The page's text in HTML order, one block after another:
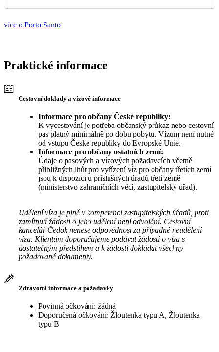
více o Porto Santo
Praktické informace
Cestovní doklady a vízové informace
Informace pro občany České republiky:
K vycestování je potřeba občanský průkaz nebo cestovní
pas platný minimálně po dobu pobytu. Vízum není nutné
od vstupu České republiky do Evropské Unie.
Informace pro občany ostatních zemí:
Údaje o pasových a vízových požadavcích včetně
přibližných lhůt pro vyřízení víz pro občany třetích zemí
jsou k dispozici u příslušných úřadů třetí země
(ministerstvo zahraničních věcí, zastupitelský úřad).
Udělení víza je plně v kompetenci zastupitelských úřadů, proti
zamítnutí žádosti o jeho udělení není odvolání. Cestovní
kancelář Čedok nenese odpovědnost za případné neudělení
víza. Klientům doporučujeme podávat žádosti o víza s
dostatečným předstihem a k žádosti dokládat všechny
požadované dokumenty.
Zdravotní informace a požadavky
Povinná očkování: žádná
Doporučená očkování: Žloutenka typu A, Žloutenka
typu B